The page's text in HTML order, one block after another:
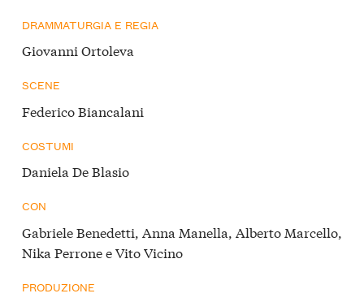
DRAMMATURGIA E REGIA
Giovanni Ortoleva
SCENE
Federico Biancalani
COSTUMI
Daniela De Blasio
CON
Gabriele Benedetti, Anna Manella, Alberto Marcello,
Nika Perrone e Vito Vicino
PRODUZIONE